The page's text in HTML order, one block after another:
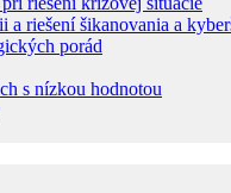
a riešení šikanovania a
porád
s nízkou hodnotou